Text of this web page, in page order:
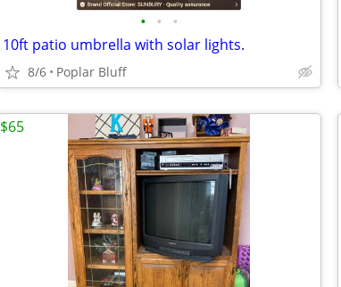
• • •
10ft patio umbrella with solar lights.
8/6 Poplar Bluff
$65